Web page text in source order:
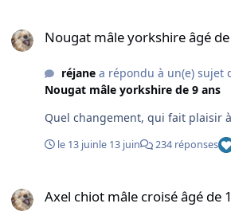
Nougat mâle yorkshire âgé
réjanea répondu à un(e) sujet
Nougat mâle yorkshire de 9 ans
Quel changement, qui fait plaisir
le 13 juinle 13 juin 234 réponses
Axel chiot mâle croisé âgé de